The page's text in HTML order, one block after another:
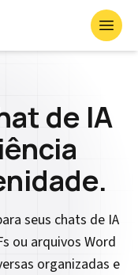
de IA
seus chats de IA
ou arquivos Word
organizadas e